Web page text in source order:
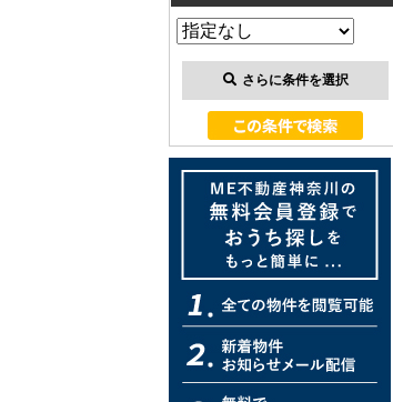
さらに条件を選択